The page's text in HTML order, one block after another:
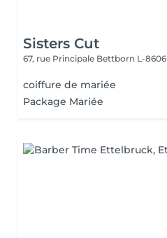
Sisters Cut
67, rue Principale Bettborn L-8606
coiffure de mariée
Package Mariée